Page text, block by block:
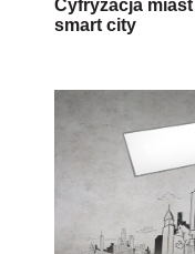
Cyfryzacja
smart city